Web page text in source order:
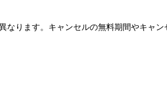
なります。キャンセルの無料期間やキャ